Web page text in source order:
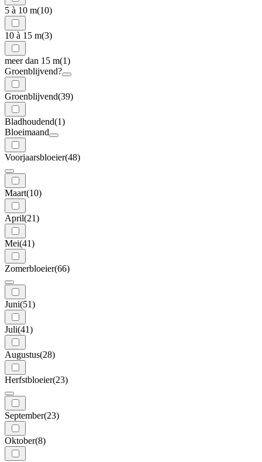
5 à 10 m(10)
10 à 15 m(3)
meer dan 15 m(1)
Groenblijvend?
Groenblijvend(39)
Bladhoudend(1)
Bloeimaand
Voorjaarsbloeier(48)
Maart(10)
April(21)
Mei(41)
Zomerbloeier(66)
Juni(51)
Juli(41)
Augustus(28)
Herfstbloeier(23)
September(23)
Oktober(8)